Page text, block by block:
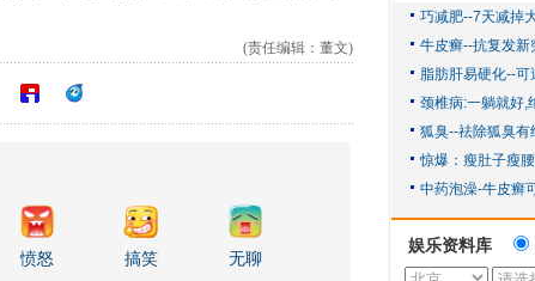
(责任编辑：董文)
愤怒 搞笑 无聊
娱乐资料库